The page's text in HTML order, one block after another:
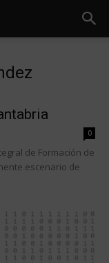
0
de Formación de
escenario de